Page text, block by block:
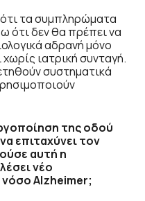
τα συμπληρώματα
ότι δεν θα πρέπει να
αδρανή μόνο
ιατρική συνταγή.
συστηματικά
της οδού
επιταχύνει τον
αυτή η
νέο
νόσο Alzheimer;